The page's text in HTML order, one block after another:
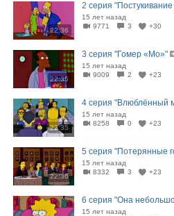
22:36
2 серия
15 лет назад
9771
3 +30
22:35
3 серия "Гомер «Мо»"
15 лет назад
9009
2 +23
22:35
4 серия "Влюблённый
15 лет назад
8258
0 +23
22:36
5 серия "Потерянные
15 лет назад
8332
3 +23
6 серия "Она
15 лет назад